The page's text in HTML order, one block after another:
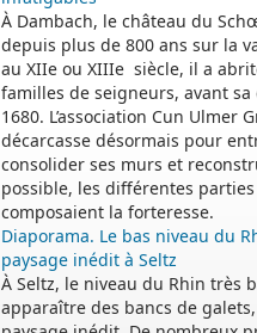
À Dambach, le château du
depuis plus de 800 ans sur la
au XIIe ou XIIIe siècle, il a
familles de seigneurs, avant
1680. L’association Cun Ulmer
décarcasse désormais pour
consolider ses murs et
possible, les différentes
composaient la forteresse.
Diaporama. Le bas niveau du
paysage inédit à Seltz
À Seltz, le niveau du Rhin très
apparaître des bancs de